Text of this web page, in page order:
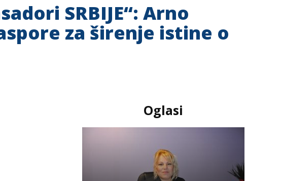
SRBIJE“: Arno
za širenje istine o
Oglasi